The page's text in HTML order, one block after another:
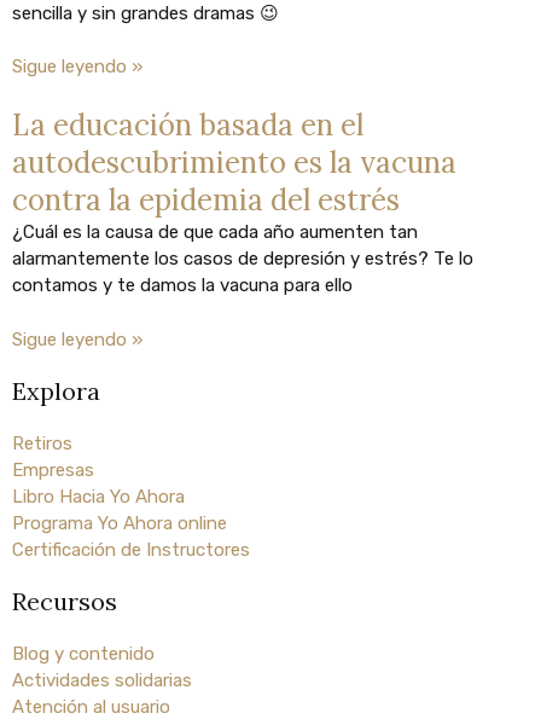
sencilla y sin grandes dramas 😉
Sigue leyendo »
La educación basada en el
autodescubrimiento es la vacuna
contra la epidemia del estrés
¿Cuál es la causa de que cada año aumenten tan
alarmantemente los casos de depresión y estrés? Te lo
contamos y te damos la vacuna para ello
Sigue leyendo »
Explora
Retiros
Empresas
Libro Hacia Yo Ahora
Programa Yo Ahora online
Certificación de Instructores
Recursos
Blog y contenido
Actividades solidarias
Atención al usuario